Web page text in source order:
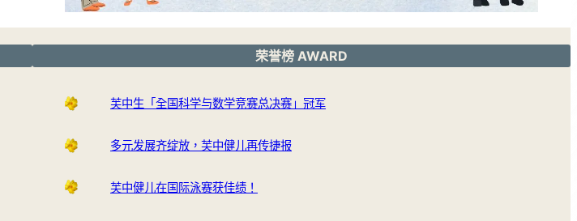
荣誉榜 AWARD
芙中生「全国科学与数学竞赛总决赛」冠军
多元发展齐绽放，芙中健儿再传捷报
芙中健儿在国际泳赛获佳绩！